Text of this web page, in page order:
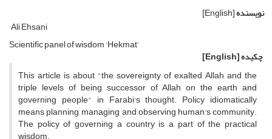
نویسنده[English]
Ali Ehsani
Scientific panel of wisdom ‘Hekmat’
چکیده[English]
This article is about "the sovereignty of exalted Allah and the
triple levels of being successor of Allah on the earth and
governing people" in Farabi's thought. Policy idiomatically
means planning, managing and observing human's community.
The policy of governing a country is a part of the practical